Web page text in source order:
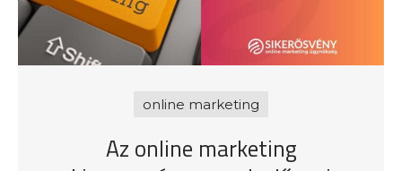
online marketing
Az online marketing